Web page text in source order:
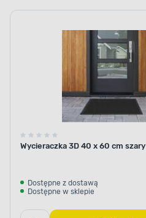
Wycieraczka 3D 40 x 60 cm szary
Dostępne z dostawą
Dostępne w sklepie